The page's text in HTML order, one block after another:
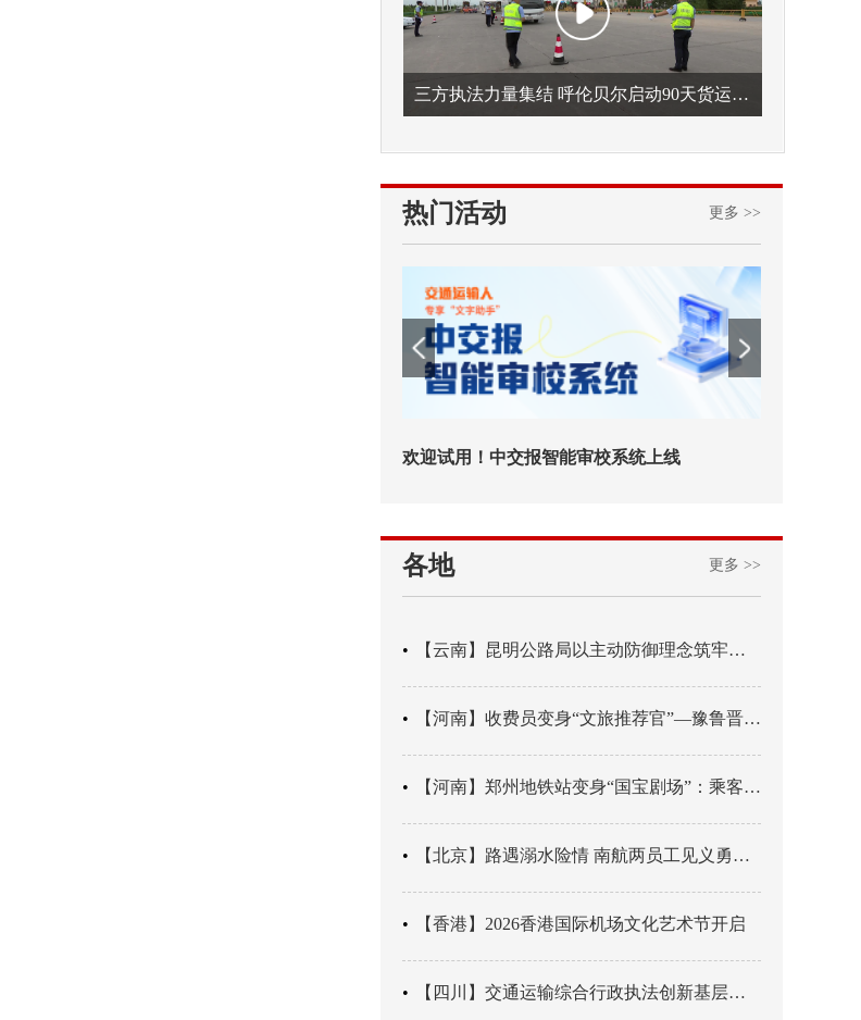
三方执法力量集结 呼伦贝尔启动90天货运车辆违法专项整治
热门活动 更多 >>
欢迎试用！中交报智能审校系统上线
各地 更多 >>
【云南】昆明公路局以主动防御理念筑牢汛期安全防线
【河南】收费员变身“文旅推荐官”—豫鲁晋四地市交旅融合让游客一下高速就“入戏”
【河南】郑州地铁站变身“国宝剧场”：乘客刚出车厢，就“入戏”千年
【北京】路遇溺水险情 南航两员工见义勇为科学施救
【香港】2026香港国际机场文化艺术节开启
【四川】交通运输综合行政执法创新基层辖区治理“4+3” 新模式